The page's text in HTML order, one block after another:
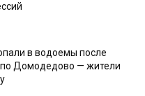
в водоемы после
Домодедово — жители